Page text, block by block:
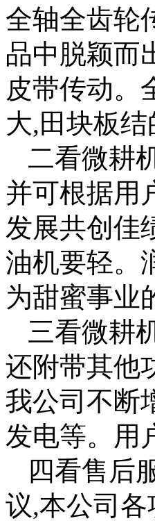
全轴全齿轮
品中脱颖而
皮带传动。
大,田块板结
二看微耕
并可根据用
发展共创佳
油机要轻。
为甜蜜事业
三看微耕
还附带其他
我公司不断
发电等。用
四看售后
议,本公司各